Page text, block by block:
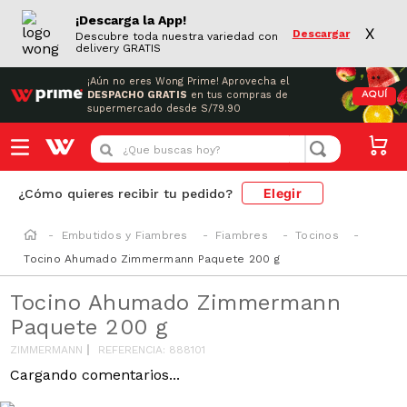
¡Descarga la App!
Descubre toda nuestra variedad con
delivery GRATIS
Descargar X
¡Aún no eres Wong Prime! Aprovecha el
DESPACHO GRATIS en tus compras de
supermercado desde S/79.90
AQUÍ
¿Que buscas hoy?
¿Cómo quieres recibir tu pedido? Elegir
Embutidos y Fiambres Fiambres
Tocinos
Tocino Ahumado Zimmermann Paquete 200 g
Tocino Ahumado Zimmermann
Paquete 200 g
ZIMMERMANN REFERENCIA: 888101
Cargando comentarios...